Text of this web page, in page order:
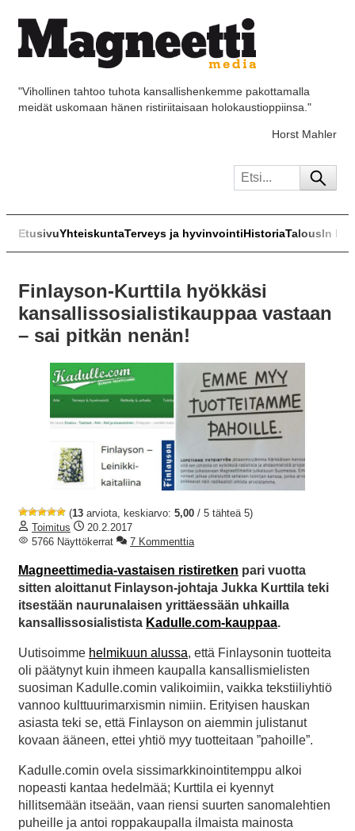
"Vihollinen tahtoo tuhota kansallishenkemme pakottamalla
meidät uskomaan hänen ristiriitaisaan holokaustioppiinsa."
Horst Mahler
EtusivuYhteiskuntaTerveys ja hyvinvointiHistoriaTalousIn
Finlayson-Kurttila hyökkäsi
kansallissosialistikauppaa vastaan
– sai pitkän nenän!
(13 arviota, keskiarvo: 5,00 / 5 tähteä 5)
Toimitus
20.2.2017
5766 Näyttökerrat
7 Kommenttia
Magneettimedia-vastaisen ristiretken pari vuotta
sitten aloittanut Finlayson-johtaja Jukka Kurttila teki
itsestään naurunalaisen yrittäessään uhkailla
kansallissosialistista Kadulle.com-kauppaa.
Uutisoimme helmikuun alussa, että Finlaysonin tuotteita
oli päätynyt kuin ihmeen kaupalla kansallismielisten
suosiman Kadulle.comin valikoimiin, vaikka tekstiiliyhtiö
vannoo kulttuurimarxismin nimiin. Erityisen hauskan
asiasta teki se, että Finlayson on aiemmin julistanut
kovaan ääneen, ettei yhtiö myy tuotteitaan ”pahoille”.
Kadulle.comin ovela sissimarkkinointitemppu alkoi
nopeasti kantaa hedelmää; Kurttila ei kyennyt
hillitsemään itseään, vaan riensi suurten sanomalehtien
puheille ja antoi roppakaupalla ilmaista mainosta